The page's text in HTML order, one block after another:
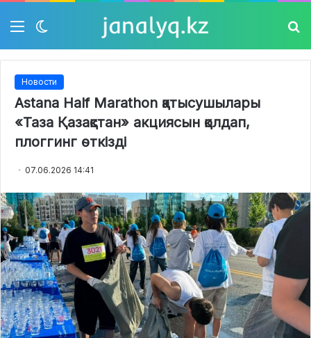
Мәзір
skin
Новости
Astana Half Marathon қатысушылары
«Таза Қазақстан» акциясын қолдап,
плоггинг өткізді
07.06.2026 14:41